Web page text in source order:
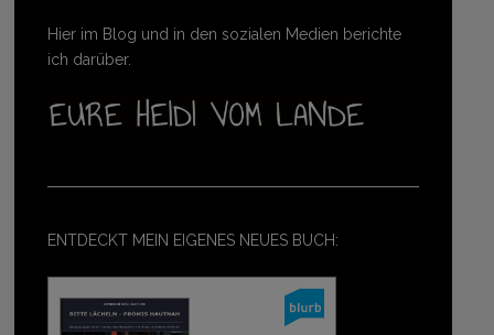
Hier im Blog und in den sozialen Medien berichte
ich darüber.
ENTDECKT MEIN EIGENES NEUES BUCH: